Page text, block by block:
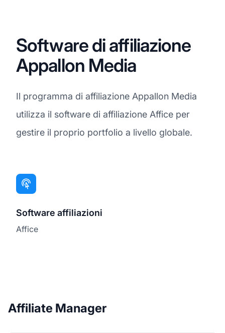
Software di affiliazione
Appallon Media
Il programma di affiliazione Appallon Media
utilizza il software di affiliazione Affice per
gestire il proprio portfolio a livello globale.
Software affiliazioni
Affice
Affiliate Manager